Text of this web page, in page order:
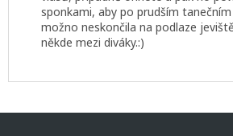
sponkami, aby po prudším
možno neskončila na podlaze
někde mezi diváky.:)
Z